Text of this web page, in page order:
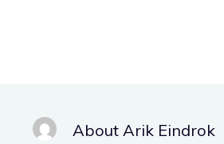
About Arik Eindrok